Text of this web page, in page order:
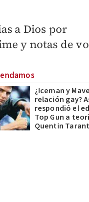
a Dios por
y notas de
¿Iceman y
relación gay?
respondió el
Top Gun a
Quentin